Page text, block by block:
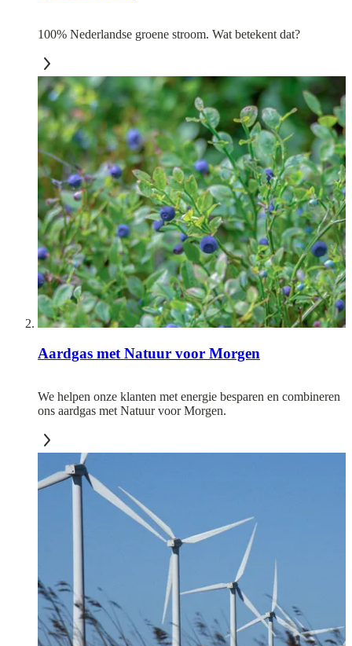
100% Nederlandse groene stroom. Wat betekent dat?
Aardgas met Natuur voor Morgen
We helpen onze klanten met energie besparen en combineren
ons aardgas met Natuur voor Morgen.